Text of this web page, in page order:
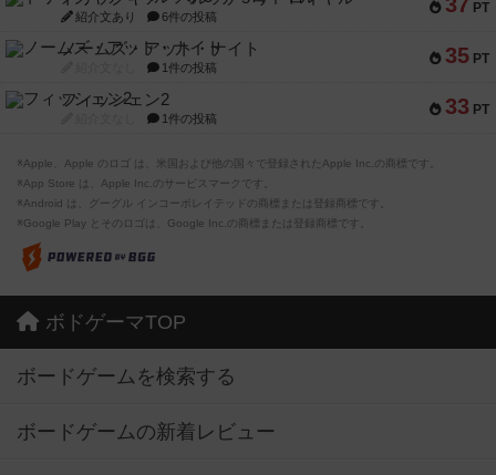
PT
紹介文あり 6件の投稿
35 PT
ノームズ・アット・ナイト
1件の投稿
33 PT
フィッシェン2
1件の投稿
※Apple、Apple のロゴ は、米国および他の国々で登録されたApple Inc.の商標です。
※App Store は、Apple Inc.のサービスマークです。
※Android は、グーグル インコーポレイテッドの商標または登録商標です。
※Google Play とそのロゴは、Google Inc.の商標または登録商標です。
ボドゲーマTOP
ボードゲームを検索する
ボードゲームの新着レビュー